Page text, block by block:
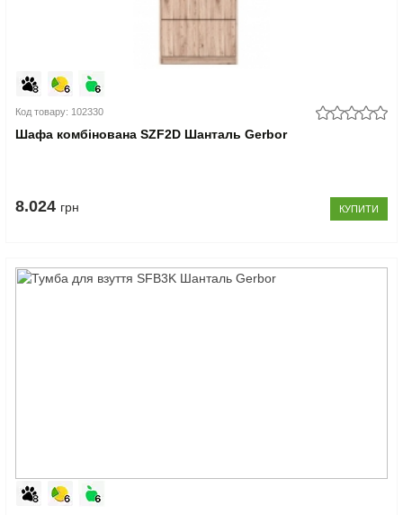
Код товару: 102330
Шафа комбінована SZF2D Шанталь Gerbor
8.024 грн КУПИТИ